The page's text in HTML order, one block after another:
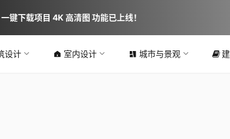
设计 室内设计 城市与景观
一键下载项目 4K 高清图 功能已上线！